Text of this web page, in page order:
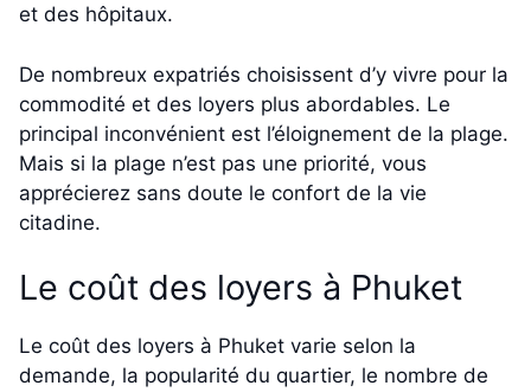
et des hôpitaux.
De nombreux expatriés choisissent d’y vivre pour la
commodité et des loyers plus abordables. Le
principal inconvénient est l’éloignement de la plage.
Mais si la plage n’est pas une priorité, vous
apprécierez sans doute le confort de la vie
citadine.
Le coût des loyers à Phuket
Le coût des loyers à Phuket varie selon la
demande, la popularité du quartier, le nombre de